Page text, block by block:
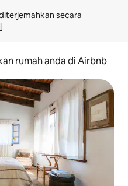
secara
rumah anda di Airbnb